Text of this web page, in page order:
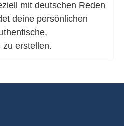
mit deutschen Reden
deine persönlichen
zu erstellen.